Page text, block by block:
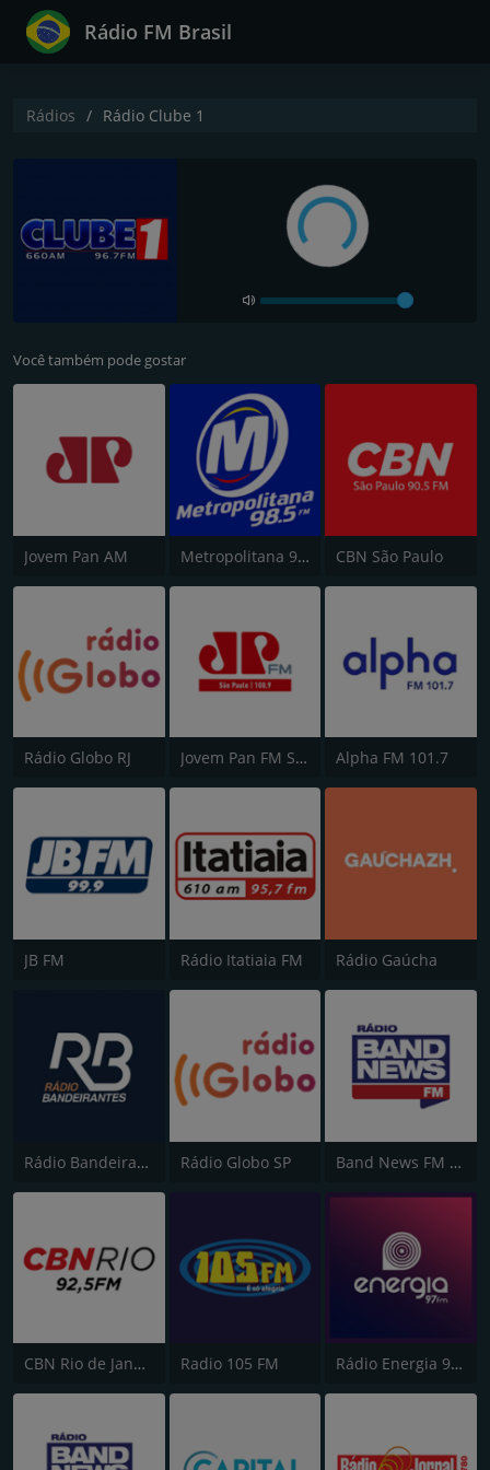
Rádio FM Brasil
Rádios Rádio Clube 1
Você também pode gostar
Jovem Pan AM Metropolitana 98.5 FM CBN São Paulo
Rádio Globo RJ Jovem Pan FM São Paulo Alpha FM 101.7
JB FM Rádio Itatiaia FM Rádio Gaúcha
Rádio Bandeirantes Rádio Globo SP Band News FM - 96.9 SP
CBN Rio de Janeiro Radio 105 FM Rádio Energia 97 FM